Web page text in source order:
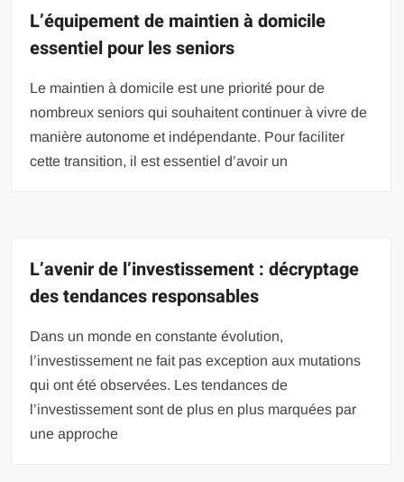
L’équipement de maintien à domicile
essentiel pour les seniors
Le maintien à domicile est une priorité pour de
nombreux seniors qui souhaitent continuer à vivre de
manière autonome et indépendante. Pour faciliter
cette transition, il est essentiel d’avoir un
L’avenir de l’investissement : décryptage
des tendances responsables
Dans un monde en constante évolution,
l’investissement ne fait pas exception aux mutations
qui ont été observées. Les tendances de
l’investissement sont de plus en plus marquées par
une approche